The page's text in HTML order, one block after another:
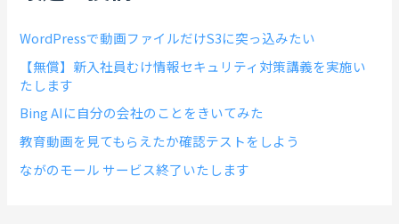
WordPressで動画ファイルだけS3に突っ込みたい
【無償】新入社員むけ情報セキュリティ対策講義を実施い
たします
Bing AIに自分の会社のことをきいてみた
教育動画を見てもらえたか確認テストをしよう
ながのモール サービス終了いたします